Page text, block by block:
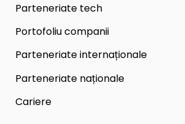
Parteneriate tech
Portofoliu companii
Parteneriate internaționale
Parteneriate naționale
Cariere